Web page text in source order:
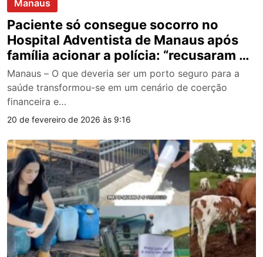
Manaus
Paciente só consegue socorro no
Hospital Adventista de Manaus após
família acionar a polícia: “recusaram o
convênio de saúde credenciado”
Manaus – O que deveria ser um porto seguro para a
saúde transformou-se em um cenário de coerção
financeira e…
20 de fevereiro de 2026 às 9:16